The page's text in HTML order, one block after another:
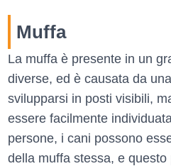
Muffa
La muffa è presente in un
diverse, ed è causata da
svilupparsi in posti visibili,
essere facilmente
persone, i cani possono
della muffa stessa, e